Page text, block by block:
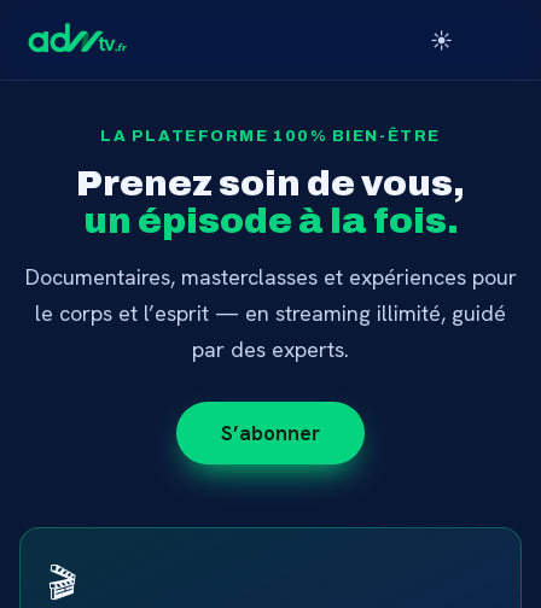
☀️
LA PLATEFORME 100% BIEN-ÊTRE
Prenez soin de vous,
un épisode à la fois.
Documentaires, masterclasses et expériences pour
le corps et l’esprit — en streaming illimité, guidé
par des experts.
S’abonner
🎬